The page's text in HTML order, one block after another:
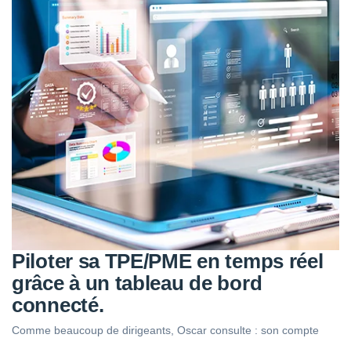
Piloter sa TPE/PME en temps réel
grâce à un tableau de bord
connecté.
Comme beaucoup de dirigeants, Oscar consulte : son compte